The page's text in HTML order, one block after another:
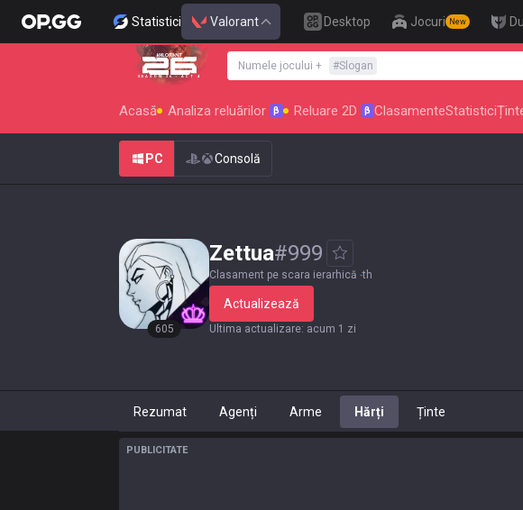
Statistici Valorant Desktop Jocuri New
SEASON 26 : ACT 4
Numele jocului + #Slogan
Acasă Analiza reluărilor β Reluare 2D β ClasamenteStatistici
PC Consolă
605
Zettua#999
Clasament pe scara ierarhică -th
Actualizează
Ultima actualizare: acum 1 zi
Rezumat Agenți Arme Hărți Ținte
PUBLICITATE